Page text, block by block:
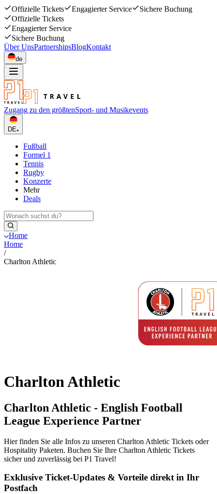
Offizielle Tickets Engagierter Service
Sichere Buchung
Offizielle Tickets
Engagierter Service
Sichere Buchung
Über UnsPartnershipsBlogKontakt
de
Zugang zu den größtenSport- und Musikevents
DE
Fußball
Formel 1
Tennis
Rugby
Konzerte
Mehr
Deals
Home
Home
/
Charlton Athletic
Charlton Athletic
Charlton Athletic - English Football
League Experience Partner
Hier finden Sie alle Infos zu unseren Charlton Athletic Tickets oder
Hospitality Paketen. Buchen Sie Ihre Charlton Athletic Tickets
sicher und zuverlässig bei P1 Travel!
Exklusive Ticket-Updates & Vorteile direkt in Ihr
Postfach